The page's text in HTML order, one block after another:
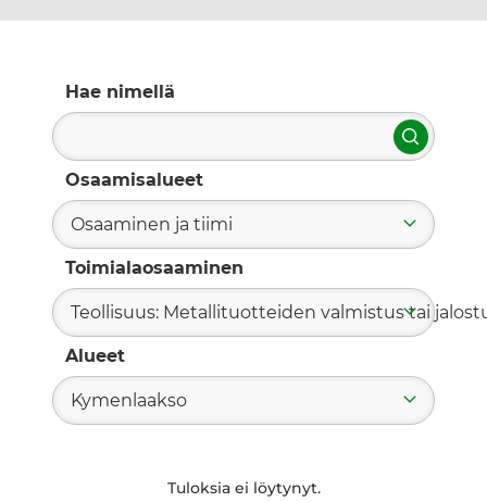
Hae nimellä
Hae
Osaamisalueet
Osaaminen ja tiimi
Toimialaosaaminen
Teollisuus: Metallituotteiden valmistus tai
Alueet
Kymenlaakso
Tuloksia ei löytynyt.